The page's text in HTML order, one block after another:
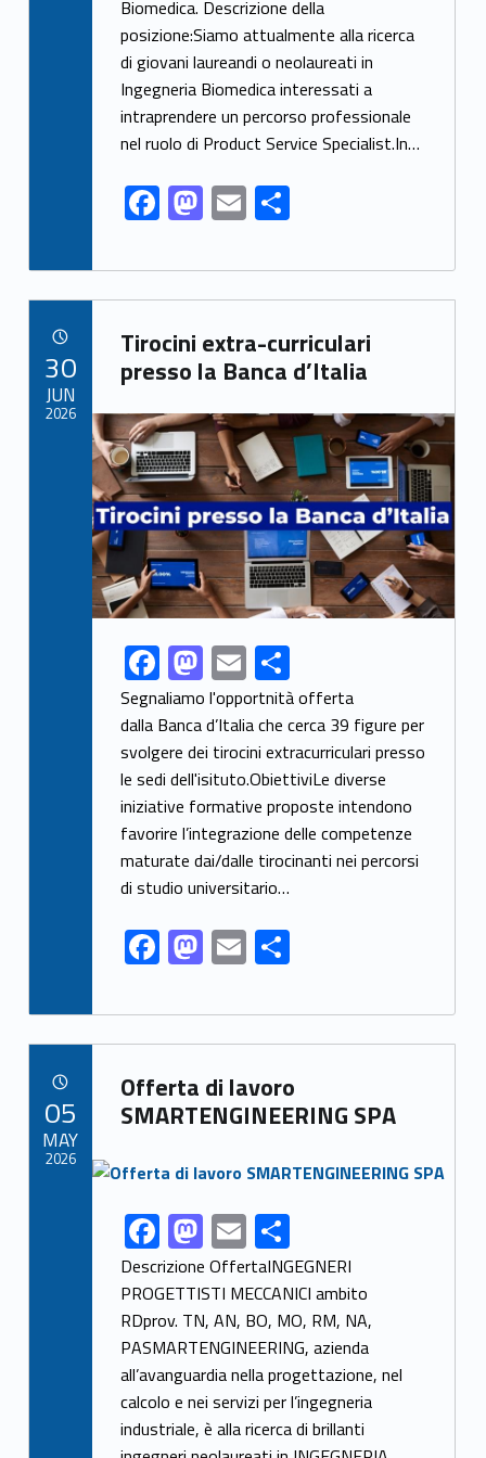
o
o
k
o
n
Biomedica. Descrizione della
posizione:Siamo attualmente alla ricerca
di giovani laureandi o neolaureati in
Ingegneria Biomedica interessati a
intraprendere un percorso professionale
nel ruolo di Product Service Specialist.In…
F
ac
e
b
o
o
k
M
as
to
d
o
n
E
m
ai
l
S
ar
e
Link identifier archive #link-archive-1612
Tirocini extra-curriculari
presso la Banca d’Italia
Link identifier archive #link-archive-thumb-soap-10577
Link identifier share facebook archive #share-link-archive-20314F
ac
e
b
o
o
k
M
as
to
d
o
n
E
m
ai
l
S
h
ar
e
Segnaliamo l'opportnità offerta
dalla Banca d’Italia che cerca 39 figure per
svolgere dei tirocini extracurriculari presso
le sedi dell'isituto.ObiettiviLe diverse
iniziative formative proposte intendono
favorire l’integrazione delle competenze
maturate dai/dalle tirocinanti nei percorsi
di studio universitario…
F
ac
e
b
o
o
M
as
to
d
o
n
E
m
ai
l
S
ar
e
30
JUN
2026
Link identifier archive #link-archive-15544
Offerta di lavoro
SMARTENGINEERING SPA
Link identifier archive #link-archive-thumb-soap-43152
Link identifier share facebook archive #share-link-archive-67133F
ac
e
b
o
o
k
M
as
to
d
o
n
E
m
ai
l
S
h
ar
e
Descrizione OffertaINGEGNERI
PROGETTISTI MECCANICI ambito
RDprov. TN, AN, BO, MO, RM, NA,
PASMARTENGINEERING, azienda
all’avanguardia nella progettazione, nel
calcolo e nei servizi per l’ingegneria
industriale, è alla ricerca di brillanti
05
MAY
2026